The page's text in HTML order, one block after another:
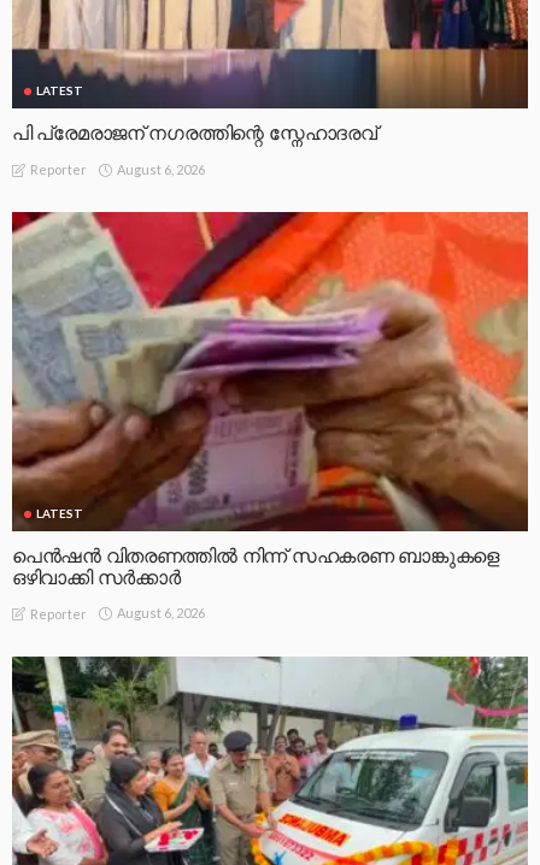
LATEST
പി പ്രേമരാജന് നഗരത്തിന്റെ സ്നേഹാദരവ്
Reporter August 6, 2026
LATEST
പെൻഷൻ വിതരണത്തിൽ നിന്ന് സഹകരണ ബാങ്കുകളെ
ഒഴിവാക്കി സർക്കാർ
Reporter August 6, 2026